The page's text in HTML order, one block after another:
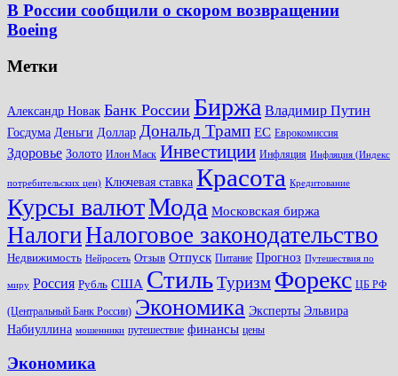
В России сообщили о скором возвращении
Boeing
Метки
Александр Новак Банк России Биржа Владимир Путин
Госдума Деньги Доллар Дональд Трамп ЕС Еврокомиссия
Здоровье Золото Илон Маск Инвестиции Инфляция Инфляция (Индекс
потребительских цен) Ключевая ставка Красота Кредитование
Курсы валютМода Московская биржа
НалогиНалоговое законодательство
Недвижимость Нейросеть Отзыв Отпуск Питание Прогноз Путешествия по
миру Россия Рубль США СтильТуризм Форекс ЦБ РФ
(Центральный Банк России) Экономика Эксперты Эльвира
Набиуллина мошенники путешествие финансы цены
Экономика